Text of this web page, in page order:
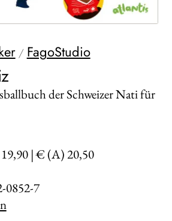
/ FagoStudio
der Schweizer Nati für
| € (A) 20,50
0852-7